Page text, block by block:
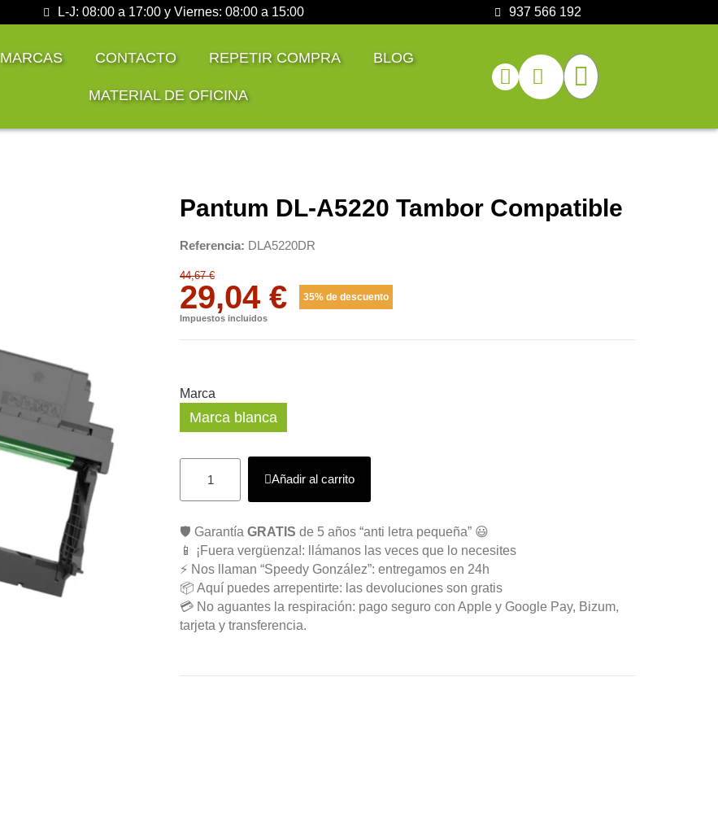
L-J: 08:00 a 17:00 y Viernes: 08:00 a 15:00 937 566 192
MARCAS CONTACTO REPETIR COMPRA BLOG
MATERIAL DE OFICINA
Pantum DL-A5220 Tambor Compatible
Referencia DLA5220DR
44,67 €
29,04 € 35% de descuento
Impuestos incluidos
Marca
Marca blanca
Añadir al carrito
🛡️ Garantía GRATIS de 5 años “anti letra pequeña” 😃
📱 ¡Fuera vergüenza!: llámanos las veces que lo necesites
⚡ Nos llaman “Speedy González”: entregamos en 24h
📦 Aquí puedes arrepentirte: las devoluciones son gratis
💳 No aguantes la respiración: pago seguro con Apple y Google Pay, Bizum,
tarjeta y transferencia.